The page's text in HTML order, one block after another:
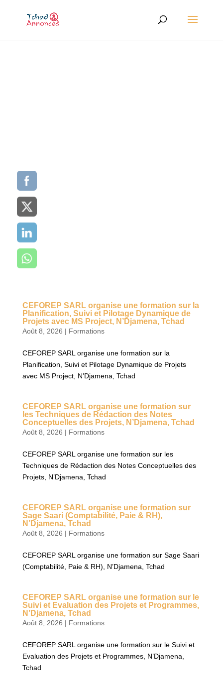
CEFOREP SARL organise une formation sur la
Planification, Suivi et Pilotage Dynamique de
Projets avec MS Project, N’Djamena, Tchad
Août 8, 2026 | Formations
CEFOREP SARL organise une formation sur la
Planification, Suivi et Pilotage Dynamique de Projets
avec MS Project, N’Djamena, Tchad
CEFOREP SARL organise une formation sur
les Techniques de Rédaction des Notes
Conceptuelles des Projets, N’Djamena, Tchad
Août 8, 2026 | Formations
CEFOREP SARL organise une formation sur les
Techniques de Rédaction des Notes Conceptuelles des
Projets, N’Djamena, Tchad
CEFOREP SARL organise une formation sur
Sage Saari (Comptabilité, Paie & RH),
N’Djamena, Tchad
Août 8, 2026 | Formations
CEFOREP SARL organise une formation sur Sage Saari
(Comptabilité, Paie & RH), N’Djamena, Tchad
CEFOREP SARL organise une formation sur le
Suivi et Evaluation des Projets et Programmes,
N’Djamena, Tchad
Août 8, 2026 | Formations
CEFOREP SARL organise une formation sur le Suivi et
Evaluation des Projets et Programmes, N’Djamena,
Tchad